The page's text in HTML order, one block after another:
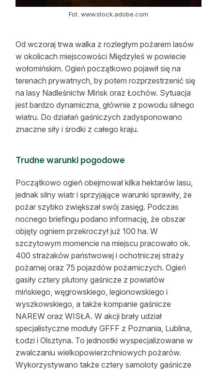
Edukacja
O nas
100 lat „Lasu Polskiego”
Prenumerata
Reklama
Archiwum
Kontakt
Fot. www.stock.adobe.com
Od wczoraj trwa walka z rozległym pożarem lasów
w okolicach miejscowości Międzyleś w powiecie
wołomińskim. Ogień początkowo pojawił się na
terenach prywatnych, by potem rozprzestrzenić się
na lasy Nadleśnictw Mińsk oraz Łochów. Sytuacja
jest bardzo dynamiczna, głównie z powodu silnego
wiatru. Do działań gaśniczych zadysponowano
znaczne siły i środki z całego kraju.
Trudne warunki pogodowe
Początkowo ogień obejmował kilka hektarów lasu,
jednak silny wiatr i sprzyjające warunki sprawiły, że
pożar szybko zwiększał swój zasięg. Podczas
nocnego briefingu podano informację, że obszar
objęty ogniem przekroczył już 100 ha. W
szczytowym momencie na miejscu pracowało ok.
400 strażaków państwowej i ochotniczej straży
pożarnej oraz 75 pojazdów pożarniczych. Ogień
gasiły cztery plutony gaśnicze z powiatów
mińskiego, węgrowskiego, legionowskiego i
wyszkowskiego, a także kompanie gaśnicze
NAREW oraz WISŁA. W akcji brały udział
specjalistyczne moduły GFFF z Poznania, Lublina,
Łodzi i Olsztyna. To jednostki wyspecjalizowane w
zwalczaniu wielkopowierzchniowych pożarów.
Wykorzystywano także cztery samoloty gaśnicze